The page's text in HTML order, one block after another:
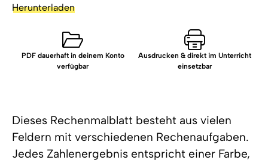
Dieses Rechenmalblatt besteht aus vielen
Feldern mit verschiedenen Rechenaufgaben.
Jedes Zahlenergebnis entspricht einer Farbe,
Herunterladen
PDF dauerhaft in deinem Konto
verfügbar
Ausdrucken & direkt im Unterricht
einsetzbar